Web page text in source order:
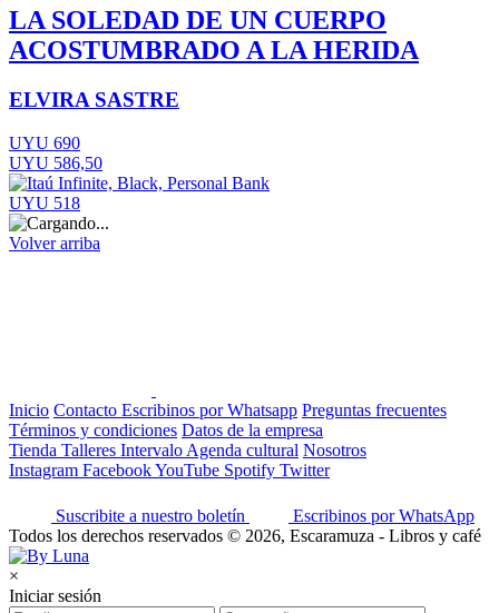
LA SOLEDAD DE UN CUERPO
ACOSTUMBRADO A LA HERIDA
ELVIRA SASTRE
UYU 690
UYU 586,50
UYU 518
Volver arriba
Inicio Contacto Escribinos por Whatsapp Preguntas frecuentes
Términos y condiciones Datos de la empresa
Tienda Talleres Intervalo Agenda cultural Nosotros
Instagram FacebookYouTube Spotify Twitter
Suscribite a nuestro boletín
Escribinos por WhatsApp
Todos los derechos reservados © 2026, Escaramuza - Libros y café
×
Iniciar sesión